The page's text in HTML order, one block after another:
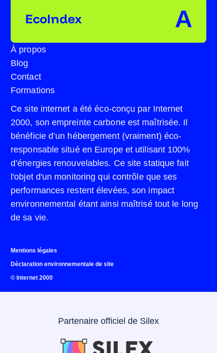
EcoIndex A
À propos
Blog
Contact
Formations
Ce site internet a été éco-conçu par Internet
2000, son empreinte carbone est maîtrisée. Il
bénéficie d’un hébergement (vraiment) éco-
responsable situé en Europe et utilisant 100%
d’énergies renouvelables. Ce site statique fait
l'objet d'un monitoring qui contrôle que ses
performances restent élevées, son impact
environnemental étant ainsi maîtrisé tout le long
de sa vie.
Mentions légales
Déclaration environnementale de site
© Internet 2000
Partenaire officiel de Silex